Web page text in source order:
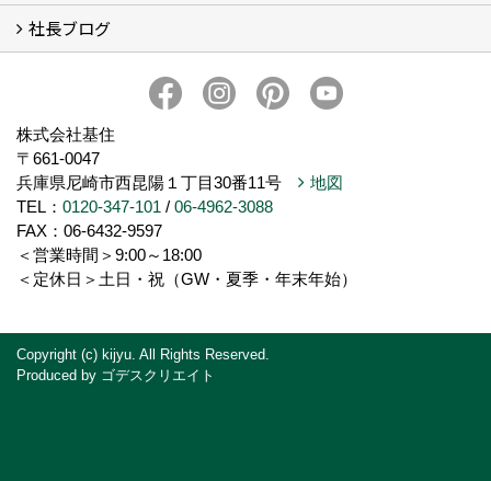
基住について
会社概要
プライバシーポリシーについて
メンテナンスについて
トピックス
社長ブログ
株式会社基住
〒661-0047
兵庫県尼崎市西昆陽１丁目30番11号
地図
TEL： 0120-347-101 / 06-4962-3088
FAX：06-6432-9597
＜営業時間＞9:00～18:00
＜定休日＞土日・祝（GW・夏季・年末年始）
Copyright (c) kijyu. All Rights Reserved.
Produced by ゴデスクリエイト